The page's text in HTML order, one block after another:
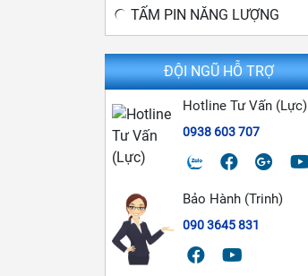
TẤM PIN NĂNG LƯỢNG
ĐỘI NGŨ HỖ TRỢ
Hotline Tư Vấn (Lực)
0938 603 707
Bảo Hành (Trinh)
090 3645 831